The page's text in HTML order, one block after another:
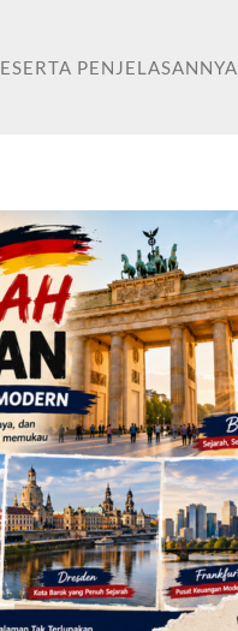
PENJELASANNYA